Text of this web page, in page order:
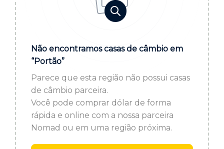
BROKER DE OFERTAS
ou cadastre-se se ainda não tem registro:
Não encontramos casas de câmbio em
“Portão”
Parece que esta região não possui casas
de câmbio parceira.
Você pode comprar dólar de forma
rápida e online com a nossa parceira
Nomad ou em uma região próxima.